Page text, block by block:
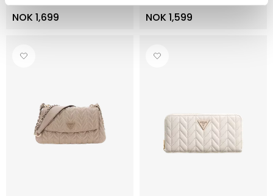
NOK 1,699 NOK 1,599